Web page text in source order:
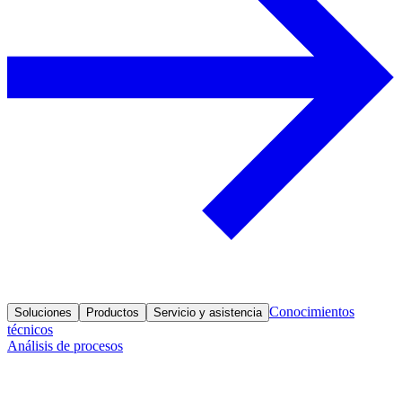
Soluciones Productos Servicio y asistencia Conocimientos
técnicos
Análisis de procesos